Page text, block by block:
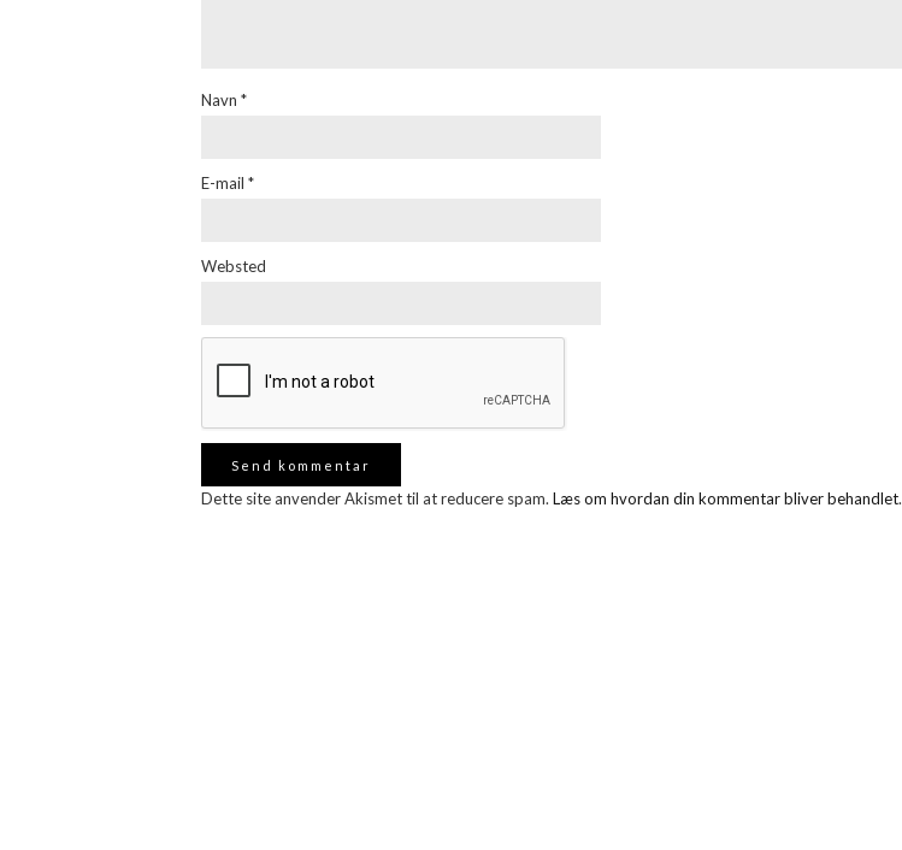
Navn *
E-mail *
Websted
Dette site anvender Akismet til at reducere spam. Læs om hvordan din kommentar bliver behandlet.